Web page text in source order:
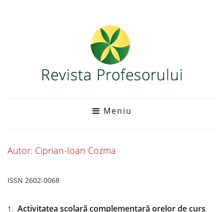
Meniu
Autor: Ciprian-Ioan Cozma
ISSN 2602-0068
Activitatea şcolară complementară orelor de curs